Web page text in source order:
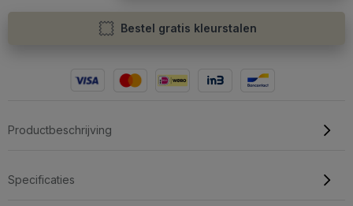
Bestel gratis kleurstalen
Productbeschrijving
Specificaties